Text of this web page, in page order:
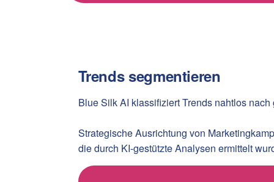
Trends segmentieren
Blue Silk AI klassifiziert Trends nahtlos
Strategische Ausrichtung von
die durch KI-gestützte Analysen ermittelt